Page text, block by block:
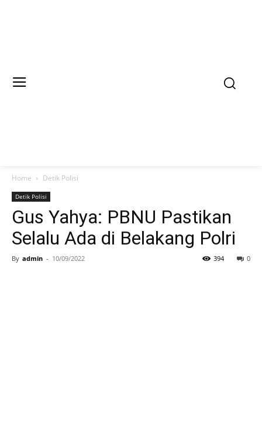
Home Detik Polisi
Detik Polisi
Gus Yahya: PBNU Pastikan
Selalu Ada di Belakang Polri
By admin - 10/09/2022 0
394